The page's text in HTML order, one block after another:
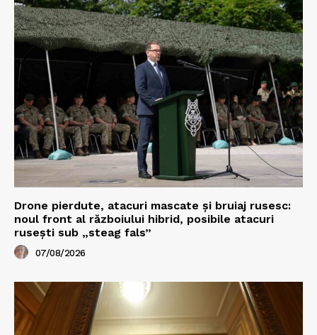
Drone pierdute, atacuri mascate și bruiaj rusesc:
noul front al războiului hibrid, posibile atacuri
rusești sub „steag fals”
07/08/2026